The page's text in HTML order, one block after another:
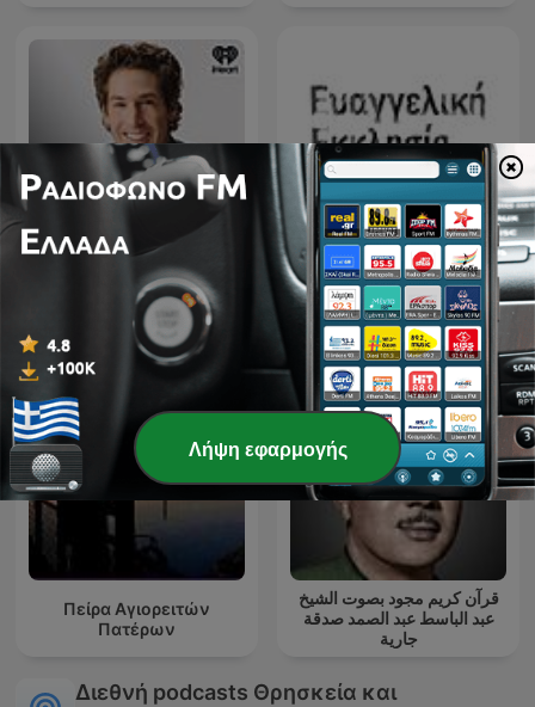
Joel Osteen Podcast
Ευαγγελική Εκκλησία
Αμαρουσίου
Πείρα Αγιορειτών
Πατέρων
قرآن كريم مجود بصوت الشيخ
عبد الباسط عبد الصمد صدقة
جارية
Διεθνή podcasts Θρησκεία και
Λήψη εφαρμογής